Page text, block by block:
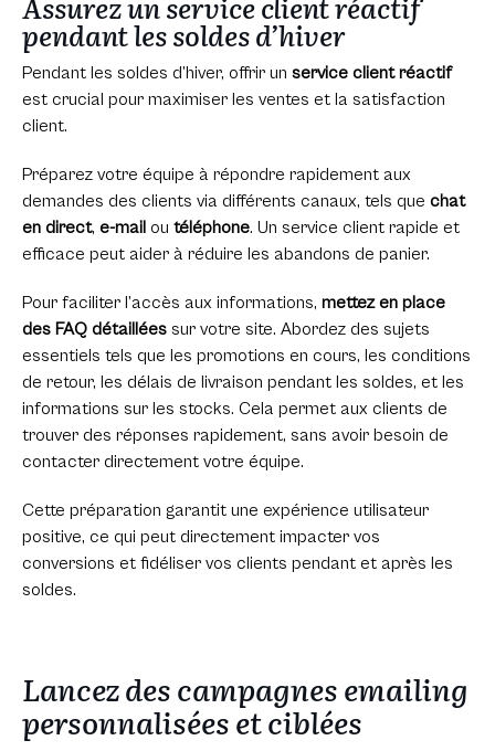
pendant les soldes d’hiver
Pendant les soldes d’hiver, offrir un service client réactif
est crucial pour maximiser les ventes et la satisfaction
client.
Préparez votre équipe à répondre rapidement aux
demandes des clients via différents canaux, tels que chat
en direct, e-mail ou téléphone. Un service client rapide et
efficace peut aider à réduire les abandons de panier.
Pour faciliter l’accès aux informations, mettez en place
des FAQ détailléessur votre site. Abordez des sujets
essentiels tels que les promotions en cours, les conditions
de retour, les délais de livraison pendant les soldes, et les
informations sur les stocks. Cela permet aux clients de
trouver des réponses rapidement, sans avoir besoin de
contacter directement votre équipe.
Cette préparation garantit une expérience utilisateur
positive, ce qui peut directement impacter vos
conversions et fidéliser vos clients pendant et après les
soldes.
Lancez des campagnes emailing
personnalisées et ciblées